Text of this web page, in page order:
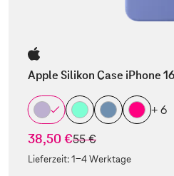
Apple Silikon Case iPhone 16
+ 6
38,50 €statt
55 €
Lieferzeit:1-4 Werktage